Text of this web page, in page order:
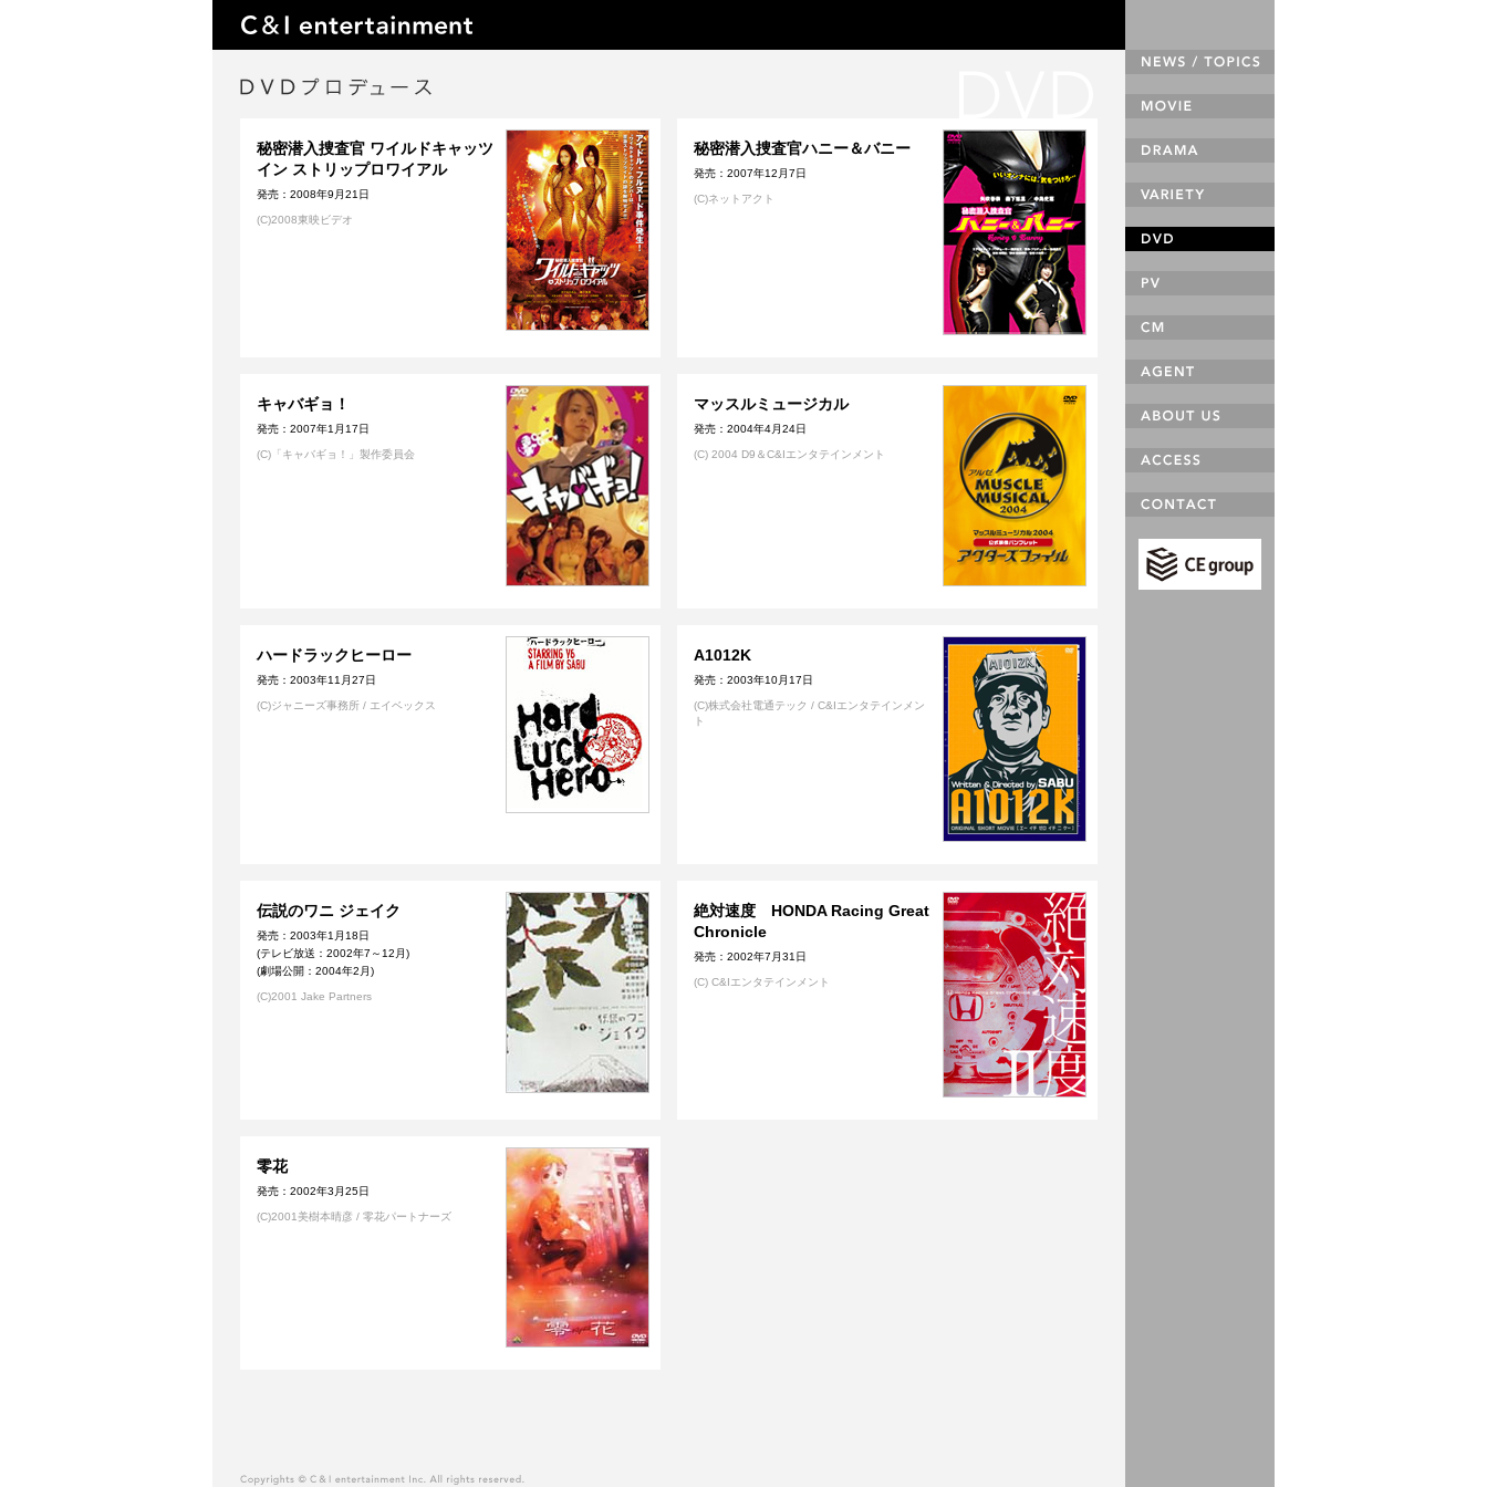
秘密潜入捜査官 ワイルドキャッツ
イン ストリップロワイアル
発売：2008年9月21日
(C)2008東映ビデオ
秘密潜入捜査官ハニー＆バニー
発売：2007年12月7日
(C)ネットアクト
キャバギョ！
発売：2007年1月17日
(C)「キャバギョ！」製作委員会
マッスルミュージカル
発売：2004年4月24日
(C) 2004 D9＆C&Iエンタテインメント
ハードラックヒーロー
発売：2003年11月27日
(C)ジャニーズ事務所 / エイベックス
A1012K
発売：2003年10月17日
(C)株式会社電通テック / C&Iエンタテインメン
ト
伝説のワニ ジェイク
発売：2003年1月18日
(テレビ放送：2002年7～12月)
(劇場公開：2004年2月)
(C)2001 Jake Partners
絶対速度 HONDA Racing Great
Chronicle
発売：2002年7月31日
(C) C&Iエンタテインメント
零花
発売：2002年3月25日
(C)2001美樹本晴彦 / 零花パートナーズ